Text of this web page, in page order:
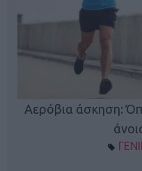
Αερόβια άσκηση: